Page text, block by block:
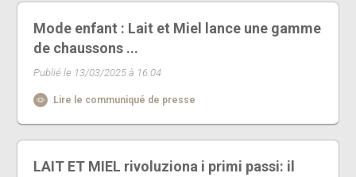
Mode enfant : Lait et Miel lance une gamme
de chaussons ...
Publié le 13/03/2025 à 16:04
Lire le communiqué de presse
LAIT ET MIEL rivoluziona i primi passi: il